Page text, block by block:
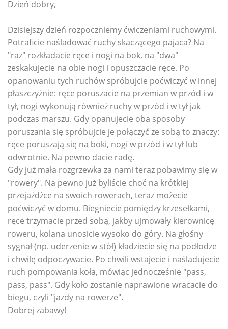
Dzień dobry,
Dzisiejszy dzień rozpoczniemy ćwiczeniami ruchowymi.
Potraficie naśladować ruchy skaczącego pajaca? Na
"raz" rozkładacie ręce i nogi na bok, na "dwa"
zeskakujecie na obie nogi i opuszczacie ręce. Po
opanowaniu tych ruchów spróbujcie poćwiczyć w innej
płaszczyźnie: ręce poruszacie na przemian w przód i w
tył, nogi wykonują również ruchy w przód i w tył jak
podczas marszu. Gdy opanujecie oba sposoby
poruszania się spróbujcie je połączyć ze sobą to znaczy:
ręce poruszają się na boki, nogi w przód i w tył lub
odwrotnie. Na pewno dacie radę.
Gdy już mała rozgrzewka za nami teraz pobawimy się w
"rowery". Na pewno już byliście choć na krótkiej
przejażdżce na swoich rowerach, teraz możecie
poćwiczyć w domu. Biegniecie pomiędzy krzesełkami,
ręce trzymacie przed sobą, jakby ujmowały kierownicę
roweru, kolana unosicie wysoko do góry. Na głośny
sygnał (np. uderzenie w stół) kładziecie się na podłodze
i chwilę odpoczywacie. Po chwili wstajecie i naśladujecie
ruch pompowania koła, mówiąc jednocześnie "pass,
pass, pass". Gdy koło zostanie naprawione wracacie do
biegu, czyli "jazdy na rowerze".
Dobrej zabawy!